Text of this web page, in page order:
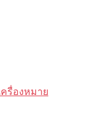
รื่องหมาย